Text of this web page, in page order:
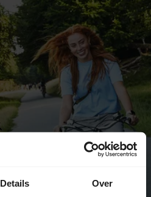
Details Over